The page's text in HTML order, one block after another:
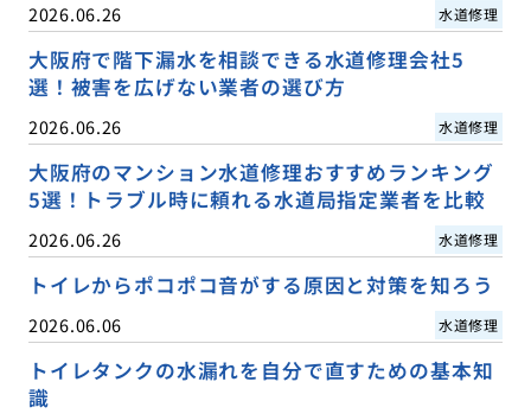
2026.06.26 水道修理
大阪府で階下漏水を相談できる水道修理会社5
選！被害を広げない業者の選び方
2026.06.26 水道修理
大阪府のマンション水道修理おすすめランキング
5選！トラブル時に頼れる水道局指定業者を比較
2026.06.26 水道修理
トイレからポコポコ音がする原因と対策を知ろう
2026.06.06 水道修理
トイレタンクの水漏れを自分で直すための基本知
識